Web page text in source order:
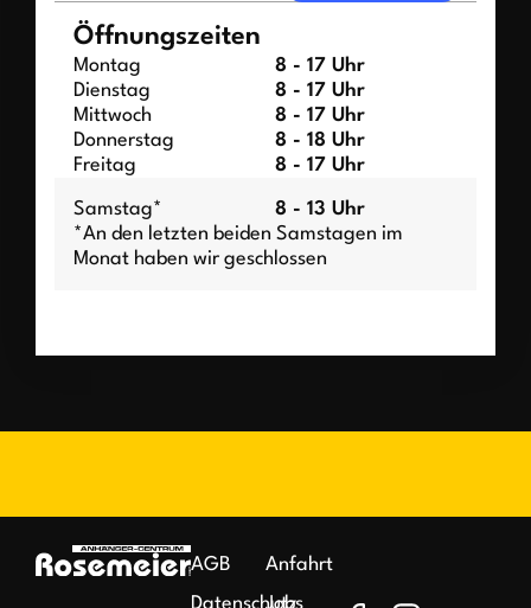
Öffnungszeiten
Montag
8 - 17 Uhr
Dienstag
8 - 17 Uhr
Mittwoch
8 - 17 Uhr
Donnerstag
8 - 18 Uhr
Freitag
8 - 17 Uhr
Samstag*
8 - 13 Uhr
*An den letzten beiden Samstagen im
Monat haben wir geschlossen
AGB
Datenschutz
Anfahrt
Jobs